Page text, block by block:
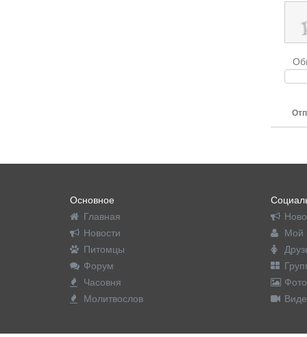
Основное
Главная
Новости
Питомцы
Форум
Часовня
Молитвослов
Мой
Фото